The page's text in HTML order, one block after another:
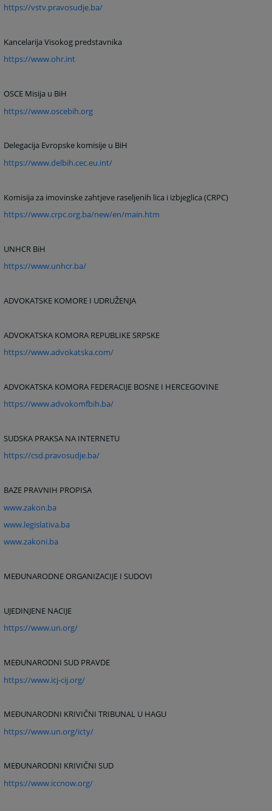
https://vstv.pravosudje.ba/
Kancelarija Visokog predstavnika
https://www.ohr.int
OSCE Misija u BiH
https://www.oscebih.org
Delegacija Evropske komisije u BiH
https://www.delbih.cec.eu.int/
Komisija za imovinske zahtjeve raseljenih lica i izbjeglica (CRPC)
https://www.crpc.org.ba/new/en/main.htm
UNHCR BiH
https://www.unhcr.ba/
ADVOKATSKE KOMORE I UDRUŽENJA
ADVOKATSKA KOMORA REPUBLIKE SRPSKE
https://www.advokatska.com/
ADVOKATSKA KOMORA FEDERACIJE BOSNE I HERCEGOVINE
https://www.advokomfbih.ba/
SUDSKA PRAKSA NA INTERNETU
https://csd.pravosudje.ba/
BAZE PRAVNIH PROPISA
www.zakon.ba
www.legislativa.ba
www.zakoni.ba
MEĐUNARODNE ORGANIZACIJE I SUDOVI
UJEDINJENE NACIJE
https://www.un.org/
MEĐUNARODNI SUD PRAVDE
https://www.icj-cij.org/
MEĐUNARODNI KRIVIČNI TRIBUNAL U HAGU
https://www.un.org/icty/
MEĐUNARODNI KRIVIČNI SUD
https://www.iccnow.org/